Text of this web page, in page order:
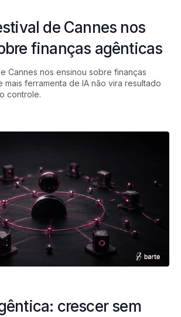
de Cannes nos
finanças agênticas
Cannes nos ensinou sobre finanças
mais ferramenta de IA não vira resultado
controle.
crescer sem